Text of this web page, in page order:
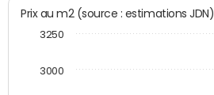
Prix au m2 (source : estimations JDN)
3000
3250